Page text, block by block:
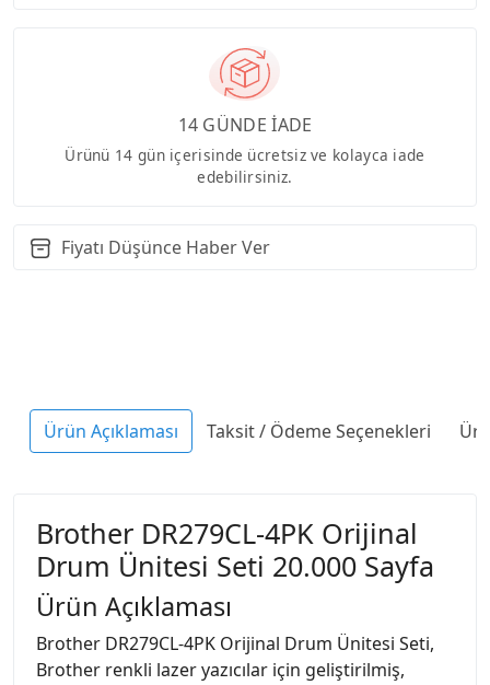
14 GÜNDE İADE
Ürünü 14 gün içerisinde ücretsiz ve kolayca iade
edebilirsiniz.
Fiyatı Düşünce Haber Ver
Ürün Açıklaması Taksit / Ödeme Seçenekleri
Brother DR279CL-4PK Orijinal
Drum Ünitesi Seti 20.000 Sayfa
Ürün Açıklaması
Brother DR279CL-4PK Orijinal Drum Ünitesi Seti,
Brother renkli lazer yazıcılar için geliştirilmiş,